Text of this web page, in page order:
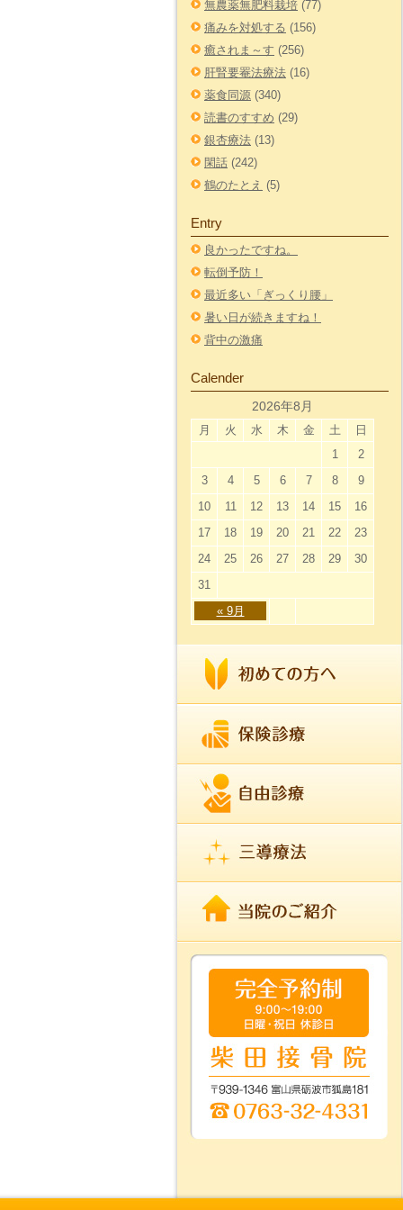
無農薬無肥料栽培 (77)
痛みを対処する (156)
癒されま～す (256)
肝腎要罨法療法 (16)
薬食同源 (340)
読書のすすめ (29)
銀杏療法 (13)
閑話 (242)
鶴のたとえ (5)
Entry
良かったですね。
転倒予防！
最近多い「ぎっくり腰」
暑い日が続きますね！
背中の激痛
Calender
2026年8月
月 火 水 木 金 土 日
« 9月
1
2
3
4 5 6 7 8
9
10
11 12 13 14 15
16
17
18 19 20 21 22
23
24
25 26 27 28 29
30
31